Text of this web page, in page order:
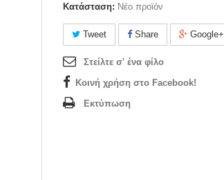
Κατάσταση: Νέο προϊόν
Tweet Share Google+
Στείλτε σ' ένα φίλο
Κοινή χρήση στο Facebook!
Εκτύπωση